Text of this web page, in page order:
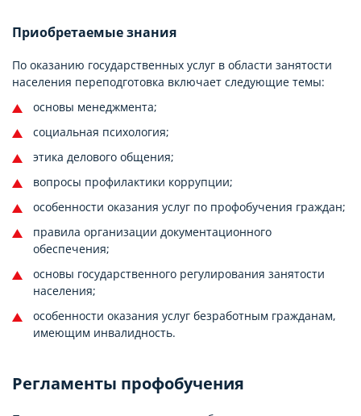
Приобретаемые знания
По оказанию государственных услуг в области занятости
населения переподготовка включает следующие темы:
основы менеджмента;
социальная психология;
этика делового общения;
вопросы профилактики коррупции;
особенности оказания услуг по профобучения граждан;
правила организации документационного
обеспечения;
основы государственного регулирования занятости
населения;
особенности оказания услуг безработным гражданам,
имеющим инвалидность.
Регламенты профобучения